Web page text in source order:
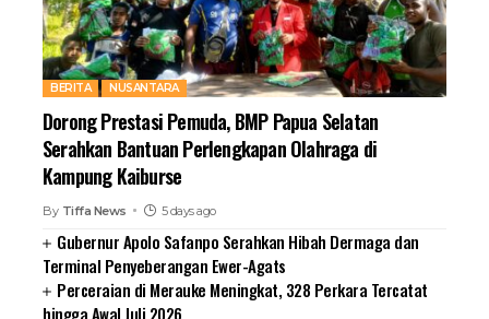
BERITA NUSANTARA
Dorong Prestasi Pemuda, BMP Papua Selatan
Serahkan Bantuan Perlengkapan Olahraga di
Kampung Kaiburse
By Tiffa News 5 days ago
Gubernur Apolo Safanpo Serahkan Hibah Dermaga dan
Terminal Penyeberangan Ewer-Agats
Perceraian di Merauke Meningkat, 328 Perkara Tercatat
hingga Awal Juli 2026